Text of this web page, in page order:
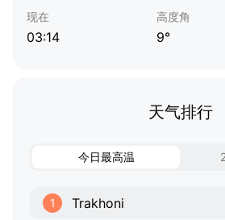
现在
03:14
高度角
9°
天气排行
今日最高温
1 Trakhoni